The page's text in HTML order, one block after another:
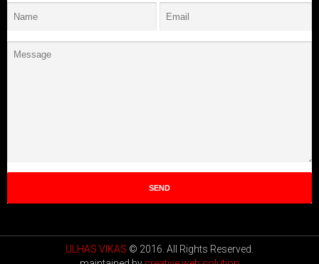
ULHAS VIKAS © 2016. All Rights Reserved.